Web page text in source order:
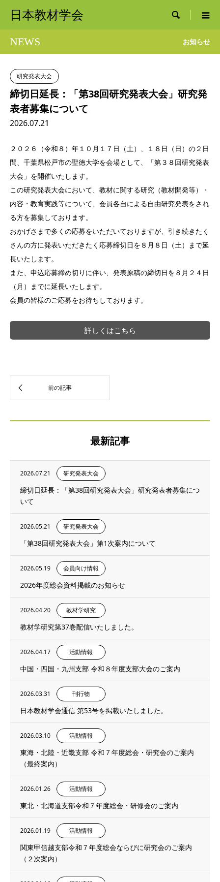
日本教材学会 
NEWS お知らせ
研究発表大会
締切日延長：「第38回研究発表大会」研究発
表者募集について
2026.07.21
２０２６（令和８）年１０月１７日（土）、１８日（日）の２日
間、千葉県松戸市の聖徳大学を会場として、「第３８回研究発表
大会」を開催いたします。
この研究発表大会において、教材に関する研究（教材開発等）・
内容・教育実践等について、会員各自による自由研究発表をされ
る方を募集しております。
おかげさまで多くの応募をいただいておりますが、引き続きたく
さんの方に発表いただきたく応募締切日を８月８日（土）まで延
長いたします。
また、申込応募締め切りに伴い、発表原稿の締切日を８月２４日
（月）までに延長いたします。
会員の皆様のご応募をお待ちしております。
詳しくはこちら
最新記事
2026.07.21 研究発表大会
締切日延長：「第38回研究発表大会」研究発表者募集につ
いて
2026.05.21 研究発表大会
「第38回研究発表大会」第1次案内について
2026.05.19 会員向け情報
2026年度総会資料掲載のお知らせ
2026.04.20 教材学研究
教材学研究第37巻配信いたしました。
2026.04.17 活動情報
中国・四国・九州支部 令和８年度支部大会のご案内
2026.03.31 刊行物
日本教材学会通信 第53号を掲載いたしました。
2026.03.10 活動情報
東海・北陸・近畿支部 令和７年度総会・研究会のご案内
（最終案内）
2026.01.26 活動情報
東北・北海道支部令和７年度総会・研修会のご案内
2026.01.19 活動情報
関東甲信越支部令和７年度総会ならびに研究会のご案内
（２次案内）